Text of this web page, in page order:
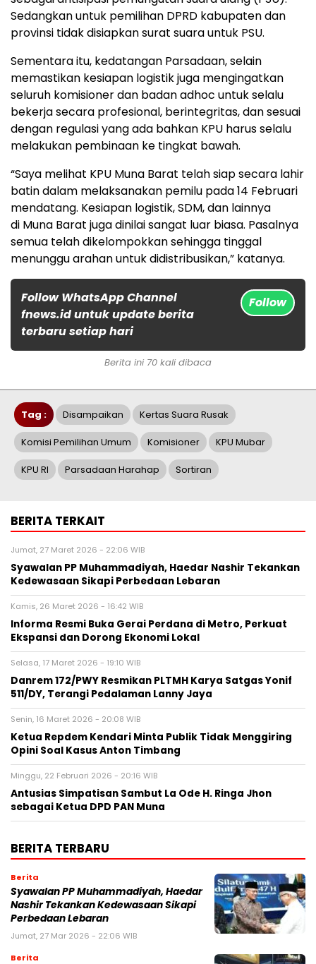
Sedangkan untuk pemilihan DPRD kabupaten dan
provinsi tidak disiapkan surat suara untuk PSU.
Sementara itu, kedatangan Parsadaan, selain
memastikan kesiapan logistik juga mengingatkan
seluruh komisioner dan badan adhoc untuk selalu
bekerja secara profesional, berintegritas, dan sesuai
dengan regulasi yang ada bahkan KPU harus selalu
melakukan pembinaan ke tingkat bawah.
“Saya melihat KPU Muna Barat telah siap secara lahir
batin dalam melaksanakan pemilu pada 14 Februari
mendatang. Kesiapan logistik, SDM, dan lainnya
di Muna Barat juga dinilai sangat luar biasa. Pasalnya
semua telah dikelompokkan sehingga tinggal
menunggu arahan untuk didistribusikan,” katanya.
Follow WhatsApp Channel
fnews.id untuk update berita
terbaru setiap hari
Follow
Berita ini 70 kali dibaca
Tag : Disampaikan Kertas Suara Rusak
Komisi Pemilihan Umum Komisioner KPU Mubar
KPU RI Parsadaan Harahap Sortiran
BERITA TERKAIT
Jumat, 27 Maret 2026 - 22:06 WIB
Syawalan PP Muhammadiyah, Haedar Nashir Tekankan
Kedewasaan Sikapi Perbedaan Lebaran
Kamis, 26 Maret 2026 - 16:42 WIB
Informa Resmi Buka Gerai Perdana di Metro, Perkuat
Ekspansi dan Dorong Ekonomi Lokal
Selasa, 17 Maret 2026 - 19:10 WIB
Danrem 172/PWY Resmikan PLTMH Karya Satgas Yonif
511/DY, Terangi Pedalaman Lanny Jaya
Senin, 16 Maret 2026 - 20:08 WIB
Ketua Repdem Kendari Minta Publik Tidak Menggiring
Opini Soal Kasus Anton Timbang
Minggu, 22 Februari 2026 - 20:16 WIB
Antusias Simpatisan Sambut La Ode H. Ringa Jhon
sebagai Ketua DPD PAN Muna
BERITA TERBARU
Berita
Syawalan PP Muhammadiyah, Haedar
Nashir Tekankan Kedewasaan Sikapi
Perbedaan Lebaran
Jumat, 27 Mar 2026 - 22:06 WIB
Berita